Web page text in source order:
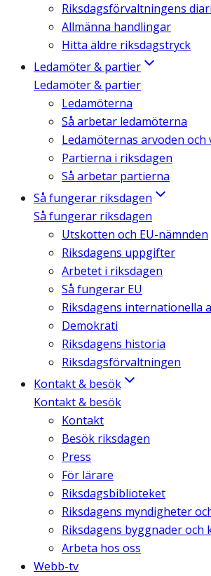
Riksdagsförvaltningens
Allmänna handlingar
Hitta äldre riksdagstryck
Ledamöter & partier
Ledamöter & partier
Ledamöterna
Så arbetar ledamöterna
Ledamöternas arvoden och
Partierna i riksdagen
Så arbetar partierna
Så fungerar riksdagen
Så fungerar riksdagen
Utskotten och EU-nämnden
Riksdagens uppgifter
Arbetet i riksdagen
Så fungerar EU
Riksdagens internationella
Demokrati
Riksdagens historia
Riksdagsförvaltningen
Kontakt & besök
Kontakt & besök
Kontakt
Besök riksdagen
Press
För lärare
Riksdagsbiblioteket
Riksdagens myndigheter
Riksdagens byggnader och
Arbeta hos oss
Webb-tv